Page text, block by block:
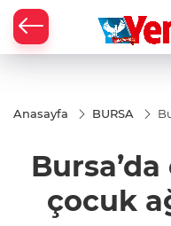
Anasayfa BURSA
çocuk